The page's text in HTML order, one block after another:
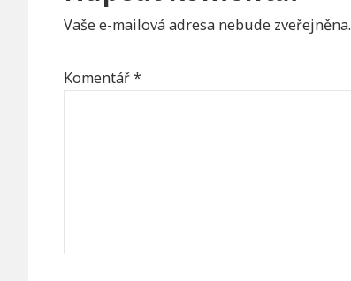
Vaše e-mailová adresa nebude zveřejněna.
Komentář*